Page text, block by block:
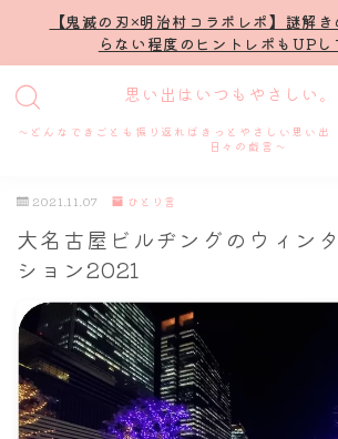
【鬼滅の刃×明治村コラボレポ】謎解
らない程度のヒントレポもUP
思い出はいつもやさしい。
～どんなできごとも振り返ればきっとやさしい思い
日々の戯言～
MENU
プロフィール
謎解き
ホテル滞在記
舞台・ライブ
2021.11.07 ひとり言
大名古屋ビルヂングのウィン
ション2021